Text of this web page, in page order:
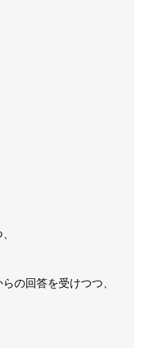
の回答を受けつつ、